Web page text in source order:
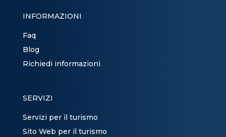
INFORMAZIONI
Faq
Blog
Richiedi informazioni
SERVIZI
Servizi per il turismo
Sito Web per il turismo